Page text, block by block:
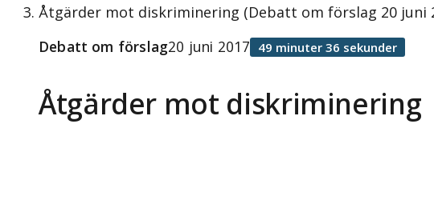
Åtgärder mot diskriminering (Debatt om förslag 20 juni
Åtgärder mot diskriminering
Debatt om förslag20 juni 2017 49 minuter 36 sekunder